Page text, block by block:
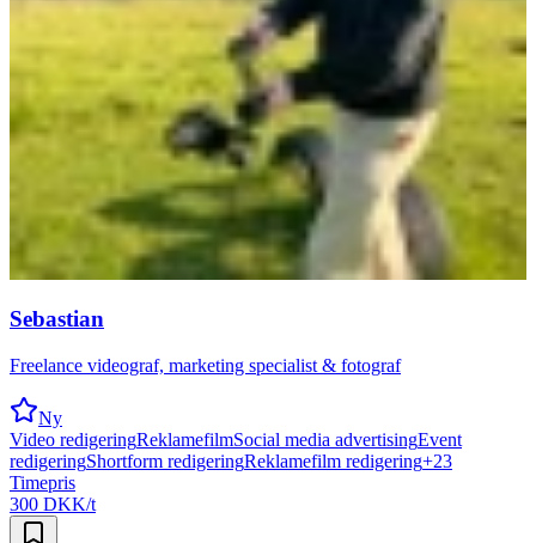
Sebastian
Freelance videograf, marketing specialist & fotograf
Ny
Video redigeringReklamefilmSocial media advertisingEvent
redigeringShortform redigeringReklamefilm redigering+23
Timepris
300 DKK/t